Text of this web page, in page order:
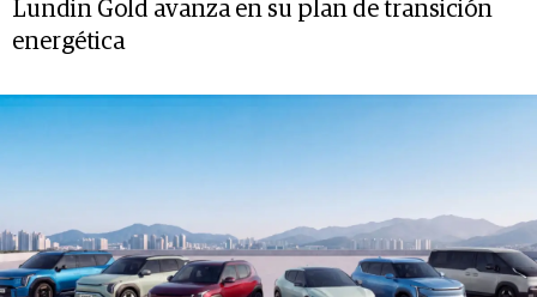
Lundin Gold avanza en su plan de transición
energética